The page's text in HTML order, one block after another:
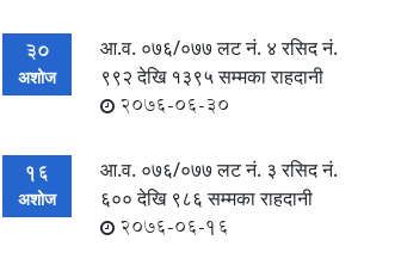
30
अशोज
आ.व. ०७६/०७७ लट नं. ४ रसिद नं‍.
९९२ देखि १३९५ सम्मका राहदानी
2076-06-30
16
अशोज
आ.व. ०७६/०७७ लट नं. ३ रसिद नं‍.
६०० देखि ९८६ सम्मका राहदानी
2076-06-16